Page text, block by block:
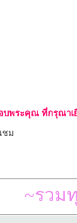
บพระคุณ ที่กรุณาเ
ชม
~รวม